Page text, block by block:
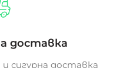
доставка
сигурна доставка